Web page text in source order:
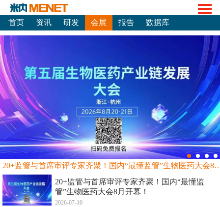
首页 资讯 研发 会展 报告 数据库
20+监管与首席审评专家齐聚！国内“最
20+监管与首席审评专家齐聚！国内“最懂监
管”生物医药大会8月开幕！
2026-07-10